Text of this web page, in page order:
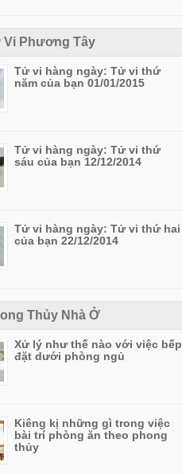
Vi Phương Tây
Tử vi hàng ngày: Tử vi thứ
năm của bạn 01/01/2015
Tử vi hàng ngày: Tử vi thứ
sáu của bạn 12/12/2014
Tử vi hàng ngày: Tử vi thứ hai
của bạn 22/12/2014
Thủy Nhà Ở
Xử lý như thế nào với việc bếp
đặt dưới phòng ngủ
Kiêng kị những gì trong việc
bài trí phòng ăn theo phong
thủy